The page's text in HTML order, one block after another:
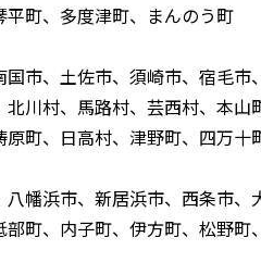
町、多度津町、まんのう町
市、土佐市、須崎市、宿毛市
川村、馬路村、芸西村、本
町、日高村、津野町、四万十
幡浜市、新居浜市、西条市
町、内子町、伊方町、松野町